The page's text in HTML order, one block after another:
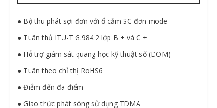
● Bộ thu phát sợi đơn với ổ cắm SC đơn mode
● Tuân thủ ITU-T G.984.2 lớp B + và C +
● Hỗ trợ giám sát quang học kỹ thuật số (DOM)
● Tuân theo chỉ thị RoHS6
● Điểm đến đa điểm
● Giao thức phát sóng sử dụng TDMA